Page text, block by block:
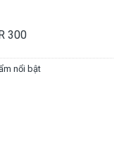
300
nổi bật